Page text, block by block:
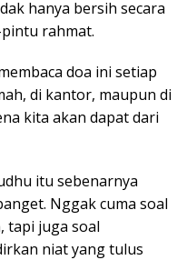
hanya bersih secara
rahmat.
doa ini setiap
di kantor, maupun di
kita akan dapat dari
itu sebenarnya
Nggak cuma soal
tapi juga soal
niat yang tulus